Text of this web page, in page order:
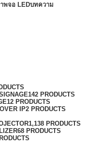
พจอ LEDบทความ
142 PRODUCTS
12 PRODUCTS
IP2 PRODUCTS
1,138 PRODUCTS
68 PRODUCTS